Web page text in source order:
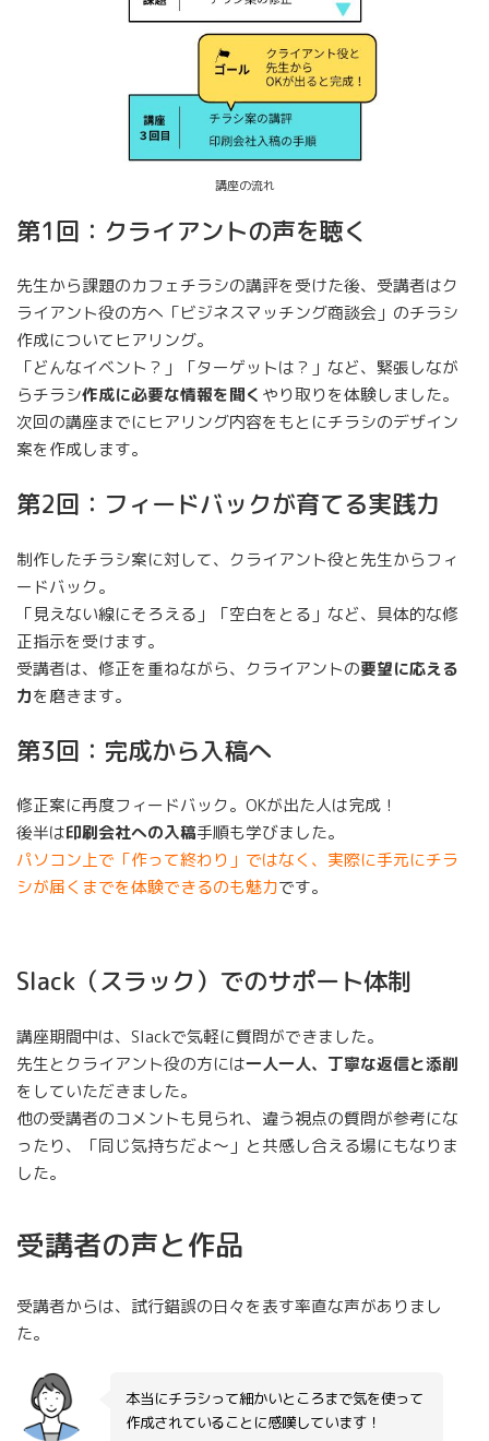
講座の流れ
第1回：クライアントの声を聴く
先生から課題のカフェチラシの講評を受けた後、受講者はク
ライアント役の方へ「ビジネスマッチング商談会」のチラシ
作成についてヒアリング。
「どんなイベント？」「ターゲットは？」など、緊張しなが
らチラシ作成に必要な情報を聞く やり取りを体験しました。
次回の講座までにヒアリング内容をもとにチラシのデザイン
案を作成します。
第2回：フィードバックが育てる実践力
制作したチラシ案に対して、クライアント役と先生からフィ
ードバック。
「見えない線にそろえる」「空白をとる」など、具体的な修
正指示を受けます。
受講者は、修正を重ねながら、クライアントの要望に応える
力を磨きます。
第3回：完成から入稿へ
修正案に再度フィードバック。OKが出た人は完成！
後半は印刷会社への入稿手順も学びました。
パソコン上で「作って終わり」ではなく、実際に手元にチラ
シが届くまでを体験できるのも魅力です。
Slack（スラック）でのサポート体制
講座期間中は、Slackで気軽に質問ができました。
先生とクライアント役の方には一人一人、丁寧な返信と添削
をしていただきました。
他の受講者のコメントも見られ、違う視点の質問が参考にな
ったり、「同じ気持ちだよ〜」と共感し合える場にもなりま
した。
受講者の声と作品
受講者からは、試行錯誤の日々を表す率直な声がありまし
た。
本当にチラシって細かいところまで気を使って
作成されていることに感嘆しています！